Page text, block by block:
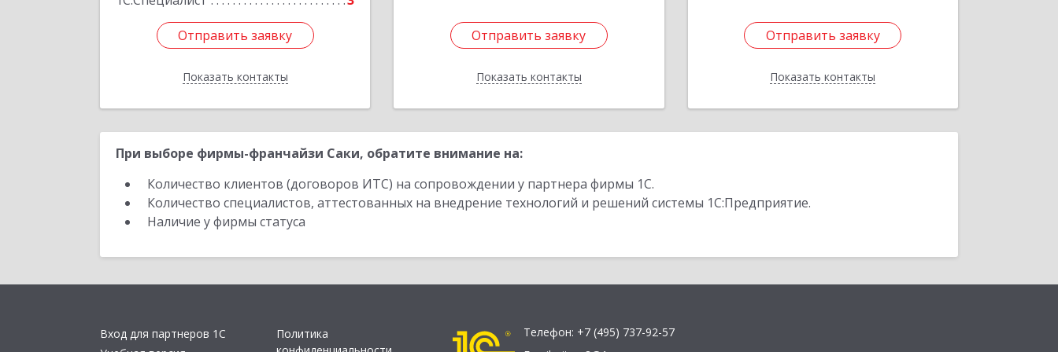
Отправить заявку
Показать контакты
Отправить заявку
Назад
Отправить заявку
Показать контакты
Отправить заявку
Назад
Отправить заявку
Показать контакты
Отправить заявку
Назад
При выборе фирмы-франчайзи Саки, обратите внимание на:
Количество клиентов (договоров ИТС) на сопровождении у партнера фирмы 1С.
Количество специалистов, аттестованных на внедрение технологий и решений системы 1С:Предприятие.
Наличие у фирмы статуса
Вход для партнеров 1С
Политика
Телефон: +7 (495) 737-92-57